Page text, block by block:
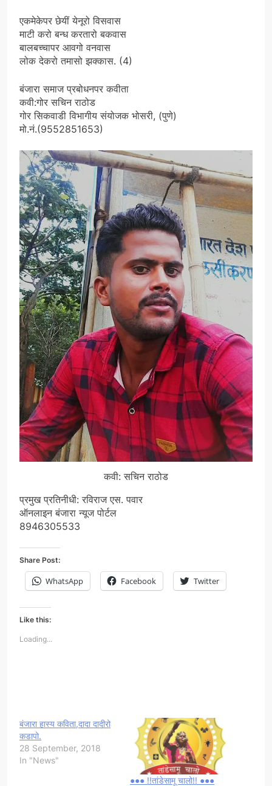
एकमेकेपर छेयीं येनूरो विसवास
माटी करो बन्ध करतारो बकवास
बालबच्चापर आवगो वनवास
लोक देकरो तमासो झक्कास. (4)
बंजारा समाज प्रबोधनपर कवीता
कवी:गोर सचिन राठोड
गोर सिकवाडी विभागीय संयोजक भोसरी, (पुणे)
मो.नं.(9552851653)
कवी: सचिन राठोड
प्रमुख प्रतिनीधी: रविराज एस. पवार
ऑनलाइन बंजारा न्यूज पोर्टल
8946305533
Share Post:
WhatsApp Facebook Twitter
Like this:
Loading...
बंजारा हास्य कविता,दादा दादीरो
कडापो.
28 September, 2018
In "News"
●●● !!तांडेसामू चालो!! ●●●